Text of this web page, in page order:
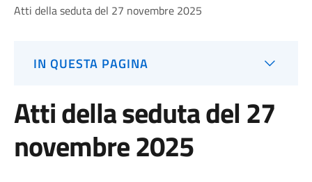
Atti della seduta del 27 novembre 2025
IN QUESTA PAGINA
Atti della seduta del 27
novembre 2025